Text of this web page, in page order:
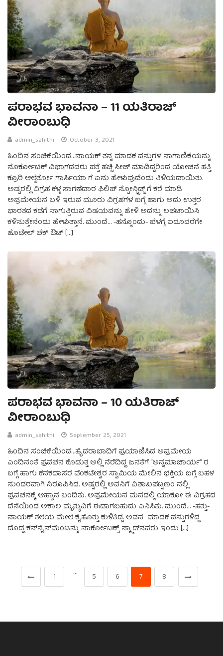
ಪರಾಭವ ಭಾವನಾ – 11 ಯತಿರಾಜ್
ವೀರಾಂಬುಧಿ
admin_sahithi October 3, 2021
ಹಿಂದಿನ ಸಂಚಿಕೆಯಿಂದ…ನಾಯಕ್ ತನ್ನ ಮಾದಕ ವಸ್ತುಗಳ ಸಾಗಾಣಿಕೆಯನ್ನು
ನೊರ್ಕೋಟಿಕ್ ವಿಭಾಗದವರು ಪತ್ತೆ ಹಚ್ಚಿ ಸೀಜ್ ಮಾಡಿದ್ದರಿಂದ ಯೋಚನೆ ಹತ್ತಿ
ಕ್ರೂರಿ ಆಲ್ಬೆರ್ತೋ ಗಾರ್ಸಿಯಾ ಗೆ ಏನು ಹೇಳುವುದೆಂದು ತಿಳಿಯದಾಯಿತು.
ಅಷ್ಟರಲ್ಲಿ ವಿಗ್ರಹ ಕಳ್ಳ ಸಾಗಣೆದಾರ ಫಿಲಿಪ್ ಸ್ಟೋನ್ಬ್ರಿಡ್ಜ್ ಗೆ ಕರೆ ಮಾಡಿ
ಅಪ್ರಮೇಯನ ಬಳಿ ಇರುವ ಮೂರು ವಿಗ್ರಹಗಳ ಬಗ್ಗೆ ಹಾಗು ಅದು ಉತ್ತರ
ಭಾರತದ ಕಡೆಗೆ ಸಾಗುತ್ತಿರುವ ವಿಷಯವನ್ನು ಹೇಳಿ ಅದನ್ನು ಲಪಟಾಯಿಸಿ
ಕಳಿಸುತ್ತೇನೆಂದು ಹೇಳುತ್ತಾನೆ. ಮುಂದೆ… -ಹನ್ನೊಂದು- ಬೆಳಗ್ಗೆ ಐದೂವರೆಗೇ
ಹೊಟೇಲ್‌ ಚೆಕ್‌ ಔಟ್‌ […]
ಪರಾಭವ ಭಾವನಾ – 10 ಯತಿರಾಜ್
ವೀರಾಂಬುಧಿ
admin_sahithi September 25, 2021
ಹಿಂದಿನ ಸಂಚಿಕೆಯಿಂದ…ಹೈದರಾಬಾದಿಗೆ ಪ್ರಯಾಣಿಸಿದ ಅಪ್ರಮೇಯ
ಎಂದಿನಂತೆ ಪ್ರವಚನ ಕೊಡುತ್ತ ಅಲ್ಲಿ ನೆರೆದಿದ್ದ ಜನತೆಗೆ “ಅನ್ನಮಾಚಾರ್ಯ” ರ
ಬಗ್ಗೆ ಹಾಗು ಕನಕದಾಸರ ವೆಂಕಟೇಶ್ವರ ಸ್ವಾಮಿಯ ಮೇಲಿನ ಭಕ್ತಿಯ ಬಗ್ಗೆ ಬಹಳ
ಸುಂದರವಾಗಿ ನಿರೂಪಿಸಿದ. ಅಷ್ಟರಲ್ಲಿ ಅವನಿಗೆ ವಿಶಾಖಪಟ್ಟಣಂ ನಲ್ಲಿ
ಪ್ರವಚನಕ್ಕೆ ಆಹ್ವಾನ ಬಂದಿತು. ಅಪ್ರಮೇಯನ ಮನದಲ್ಲಿ ಯಾಕೋ ಈ ವಿಗ್ರಹದ
ದೆಸೆಯಿಂದ ಅಕಾಲ ಮೃತ್ಯುವಿಗೆ ಈಡಾಗಬಹುದು ಎನಿಸಿತು. ಮುಂದೆ… -ಹತ್ತು-
ನಾಯಕ್‌ ತಲೆಯ ಮೇಲೆ ಕೈಹೊತ್ತು ಕುಳಿತಿದ್ದ. ಅವನ ಮಾದಕ ವಸ್ತುಗಳಿದ್ದ
ದೊಡ್ಡ ಕನ್‌ಸೈನ್‌ಮೆಂಟನ್ನು ನಾರ್ಕೋಟಿಕ್ಸ್‌ ಸ್ಕ್ವಾಡ್‌ನವರು ಇಂದು […]
1 … 5 6 7 8